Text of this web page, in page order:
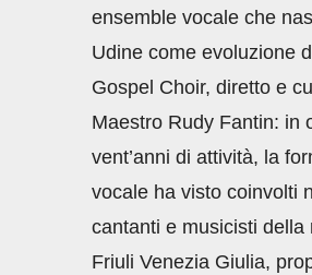
ensemble vocale che
Udine come evoluzione
Gospel Choir, diretto e
Maestro Rudy Fantin: in
vent’anni di attività, la
vocale ha visto coinvolti
cantanti e musicisti della
Friuli Venezia Giulia,